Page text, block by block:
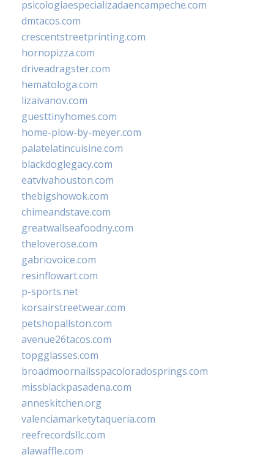
psicologiaespecializadaencampeche.com
dmtacos.com
crescentstreetprinting.com
hornopizza.com
driveadragster.com
hematologa.com
lizaivanov.com
guesttinyhomes.com
home-plow-by-meyer.com
palatelatincuisine.com
blackdoglegacy.com
eatvivahouston.com
thebigshowok.com
chimeandstave.com
greatwallseafoodny.com
theloverose.com
gabriovoice.com
resinflowart.com
p-sports.net
korsairstreetwear.com
petshopallston.com
avenue26tacos.com
topgglasses.com
broadmoornailsspacoloradosprings.com
missblackpasadena.com
anneskitchen.org
valenciamarketytaqueria.com
reefrecordsllc.com
alawaffle.com